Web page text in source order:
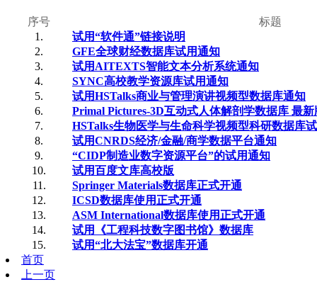
序号
标题
1.
试用“软件通”链接说明
2.
GFE全球财经数据库试用通知
3.
试用AITEXTS智能文本分析系统通知
4.
SYNC高校教学资源库试用通知
5.
试用HSTalks商业与管理演讲视频型数据库通知
6.
Primal Pictures-3D互动式人体解剖学数据库 最
7.
HSTalks生物医学与生命科学视频型科研数据库
8.
试用CNRDS经济/金融/商学数据平台通知
9.
“CIDP制造业数字资源平台”的试用通知
10.
试用百度文库高校版
11.
Springer Materials数据库正式开通
12.
ICSD数据库使用正式开通
13.
ASM International数据库使用正式开通
14.
试用《工程科技数字图书馆》数据库
15.
试用“北大法宝”数据库开通
首页
上一页